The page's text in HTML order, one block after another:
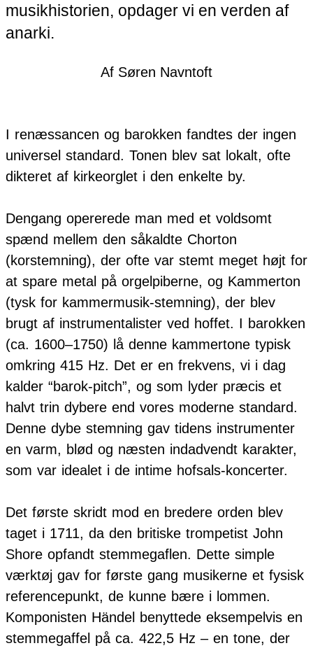
musikhistorien, opdager vi en verden af
anarki.
Af Søren Navntoft
I renæssancen og barokken fandtes der ingen
universel standard. Tonen blev sat lokalt, ofte
dikteret af kirkeorglet i den enkelte by.
Dengang opererede man med et voldsomt
spænd mellem den såkaldte Chorton
(korstemning), der ofte var stemt meget højt for
at spare metal på orgelpiberne, og Kammerton
(tysk for kammermusik-stemning), der blev
brugt af instrumentalister ved hoffet. I barokken
(ca. 1600–1750) lå denne kammertone typisk
omkring 415 Hz. Det er en frekvens, vi i dag
kalder “barok-pitch”, og som lyder præcis et
halvt trin dybere end vores moderne standard.
Denne dybe stemning gav tidens instrumenter
en varm, blød og næsten indadvendt karakter,
som var idealet i de intime hofsals-koncerter.
Det første skridt mod en bredere orden blev
taget i 1711, da den britiske trompetist John
Shore opfandt stemmegaflen. Dette simple
værktøj gav for første gang musikerne et fysisk
referencepunkt, de kunne bære i lommen.
Komponisten Händel benyttede eksempelvis en
stemmegaffel på ca. 422,5 Hz – en tone, der